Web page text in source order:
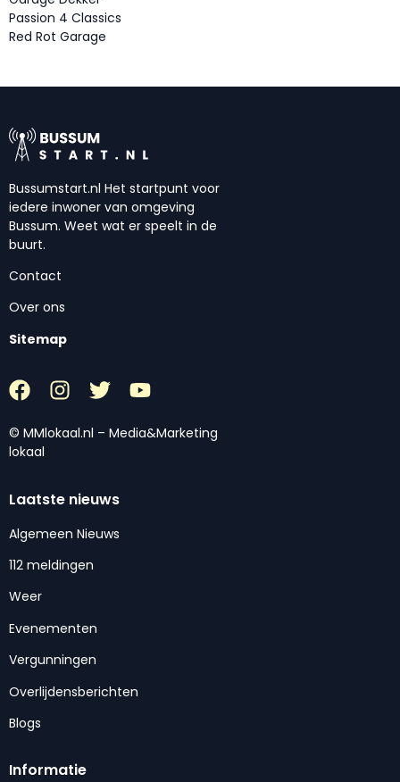
Passion 4 Classics
Red Rot Garage
Bussumstart.nl Het startpunt voor
iedere inwoner van omgeving
Bussum. Weet wat er speelt in de
buurt.
Contact
Over ons
Sitemap
© MMlokaal.nl – Media&Marketing
lokaal
Laatste nieuws
Algemeen Nieuws
112 meldingen
Weer
Evenementen
Vergunningen
Overlijdensberichten
Blogs
Informatie